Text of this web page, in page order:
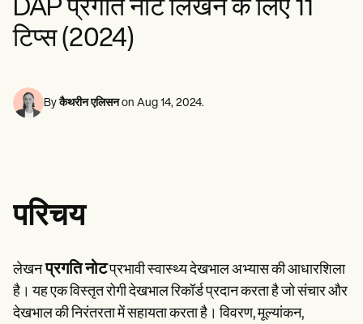
मानसिक स्वास्थ्य पेशेवर
सोशल वर्कर्स
आहार विशेषज्ञ और पोषण विशेषज्ञ
फिजिकल थेरेपिस्ट
मसाज थेरेपिस्ट
ऑक्यूपेशनल थेरेपिस्ट
ऐप गाइड्स
टेम्प्लेट्स
सुपरबिल टेम्पलेट
SOAP नोट टेम्पलेट
उपचार योजना टेम्पलेट
Informed Consent Form
Insurance claims
Speech therapists
Life coaches
Massage therapists
Personal trainers
DAP प्रगति नोट लिखने के लिए 11
टिप्स (2024)
By कैथरीन एलिसन on Aug 14, 2024.
परिचय
लेखन प्रगति नोटप्रभावी स्वास्थ्य देखभाल अभ्यास की आधारशिला
है। यह एक विस्तृत रोगी देखभाल रिकॉर्ड प्रदान करता है जो संचार और
देखभाल की निरंतरता में सहायता करता है। विवरण, मूल्यांकन,